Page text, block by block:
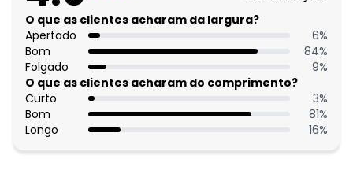
junho/2026 R$ 70,99
maio/2026
abril/2026 R$ 85,99
março/2026 R$ 92,99
fevereiro/2026 R$ 82,99
O que as clientes acharam da largura?
Apertado
6%
Bom
84%
Folgado
9%
O que as clientes acharam do comprimento?
Curto
3%
Bom
81%
Longo
16%